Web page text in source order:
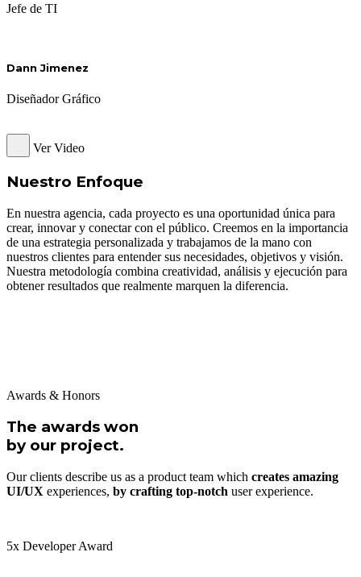
Jefe de TI
Dann Jimenez
Diseñador Gráfico
Ver Video
Nuestro Enfoque
En nuestra agencia, cada proyecto es una oportunidad única para
crear, innovar y conectar con el público. Creemos en la importancia
de una estrategia personalizada y trabajamos de la mano con
nuestros clientes para entender sus necesidades, objetivos y visión.
Nuestra metodología combina creatividad, análisis y ejecución para
obtener resultados que realmente marquen la diferencia.
Awards & Honors
The awards won
by our project.
Our clients describe us as a product team which creates amazing
UI/UX experiences, by crafting top-notch user experience.
5x Developer Award